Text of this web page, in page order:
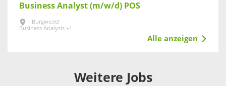
Business Analyst (m/w/d) POS
Burgwedel
Business Analysis +1
Alle anzeigen
Weitere Jobs